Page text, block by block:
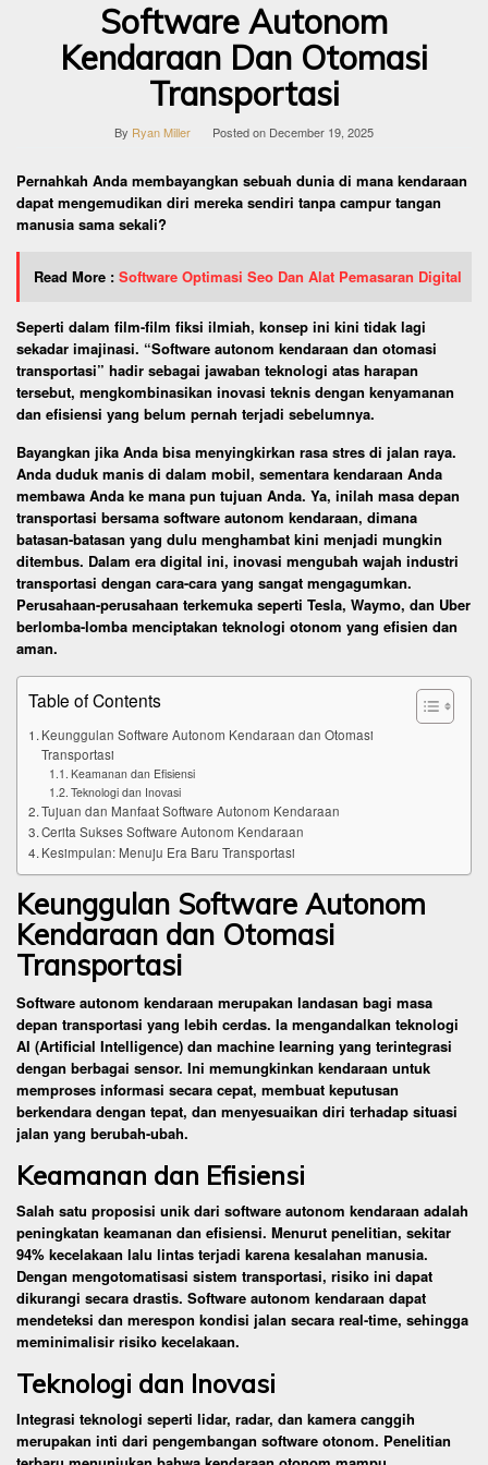
Software Autonom
Kendaraan Dan Otomasi
Transportasi
By Ryan Miller Posted on December 19, 2025
Pernahkah Anda membayangkan sebuah dunia di mana kendaraan
dapat mengemudikan diri mereka sendiri tanpa campur tangan
manusia sama sekali?
Read More : Software Optimasi Seo Dan Alat Pemasaran Digital
Seperti dalam film-film fiksi ilmiah, konsep ini kini tidak lagi
sekadar imajinasi. “Software autonom kendaraan dan otomasi
transportasi” hadir sebagai jawaban teknologi atas harapan
tersebut, mengkombinasikan inovasi teknis dengan kenyamanan
dan efisiensi yang belum pernah terjadi sebelumnya.
Bayangkan jika Anda bisa menyingkirkan rasa stres di jalan raya.
Anda duduk manis di dalam mobil, sementara kendaraan Anda
membawa Anda ke mana pun tujuan Anda. Ya, inilah masa depan
transportasi bersama software autonom kendaraan, dimana
batasan-batasan yang dulu menghambat kini menjadi mungkin
ditembus. Dalam era digital ini, inovasi mengubah wajah industri
transportasi dengan cara-cara yang sangat mengagumkan.
Perusahaan-perusahaan terkemuka seperti Tesla, Waymo, dan Uber
berlomba-lomba menciptakan teknologi otonom yang efisien dan
aman.
Table of Contents
Keunggulan Software Autonom Kendaraan dan Otomasi
Transportasi
Keamanan dan Efisiensi
Teknologi dan Inovasi
Tujuan dan Manfaat Software Autonom Kendaraan
Cerita Sukses Software Autonom Kendaraan
Kesimpulan: Menuju Era Baru Transportasi
Keunggulan Software Autonom
Kendaraan dan Otomasi
Transportasi
Software autonom kendaraan merupakan landasan bagi masa
depan transportasi yang lebih cerdas. Ia mengandalkan teknologi
AI (Artificial Intelligence) dan machine learning yang terintegrasi
dengan berbagai sensor. Ini memungkinkan kendaraan untuk
memproses informasi secara cepat, membuat keputusan
berkendara dengan tepat, dan menyesuaikan diri terhadap situasi
jalan yang berubah-ubah.
Keamanan dan Efisiensi
Salah satu proposisi unik dari software autonom kendaraan adalah
peningkatan keamanan dan efisiensi. Menurut penelitian, sekitar
94% kecelakaan lalu lintas terjadi karena kesalahan manusia.
Dengan mengotomatisasi sistem transportasi, risiko ini dapat
dikurangi secara drastis. Software autonom kendaraan dapat
mendeteksi dan merespon kondisi jalan secara real-time, sehingga
meminimalisir risiko kecelakaan.
Teknologi dan Inovasi
Integrasi teknologi seperti lidar, radar, dan kamera canggih
merupakan inti dari pengembangan software otonom. Penelitian